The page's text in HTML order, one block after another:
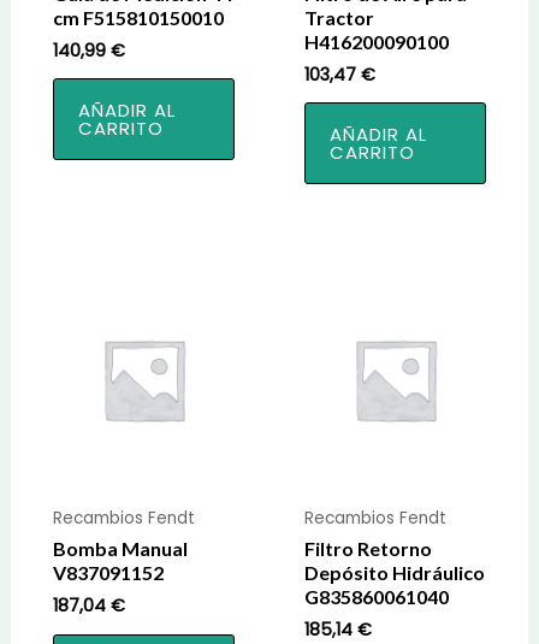
cm F515810150010
140,99 €
AÑADIR AL
CARRITO
Tractor
H416200090100
103,47€
AÑADIR AL
CARRITO
Recambios Fendt
Bomba Manual
V837091152
187,04 €
Recambios Fendt
Filtro Retorno
Depósito Hidráulico
G835860061040
185,14€